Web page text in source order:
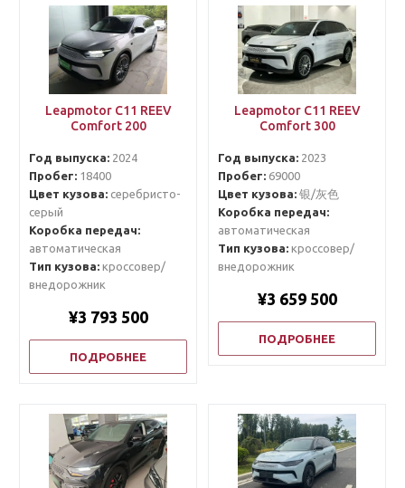
Leapmotor C11 REEV
Comfort 200
Год выпуска:2024
Пробег:18400
Цвет кузова:серебристо-
серый
Коробка передач:
автоматическая
Тип кузова:кроссовер/
внедорожник
¥3 793 500
ПОДРОБНЕЕ
Leapmotor C11 REEV
Comfort 300
Год выпуска:2023
Пробег:69000
Цвет кузова:银/灰色
Коробка передач:
автоматическая
Тип кузова:кроссовер/
внедорожник
¥3 659 500
ПОДРОБНЕЕ